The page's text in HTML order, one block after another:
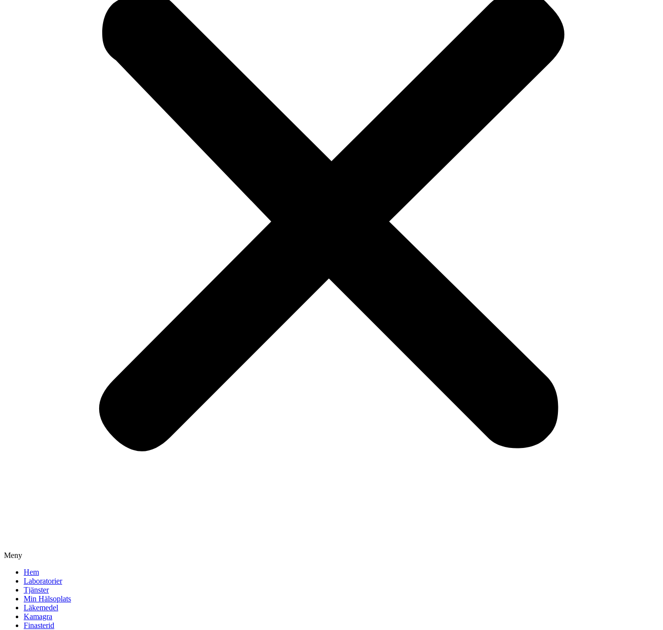
Meny
Hem
Laboratorier
Tjänster
Min Hälsoplats
Läkemedel
Kamagra
Finasterid